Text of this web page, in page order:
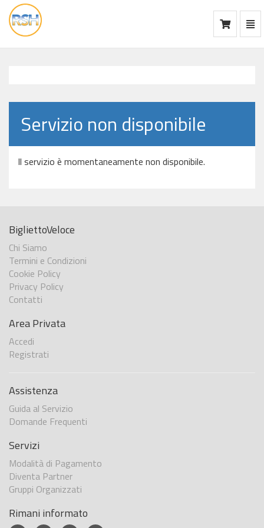
vai
alla
Servizio non disponibile
Il servizio è momentaneamente non disponibile.
BigliettoVeloce
Chi Siamo
Termini e Condizioni
Cookie Policy
Privacy Policy
Contatti
Area Privata
Accedi
Registrati
Assistenza
Guida al Servizio
Domande Frequenti
Servizi
Modalità di Pagamento
Diventa Partner
Gruppi Organizzati
Rimani informato